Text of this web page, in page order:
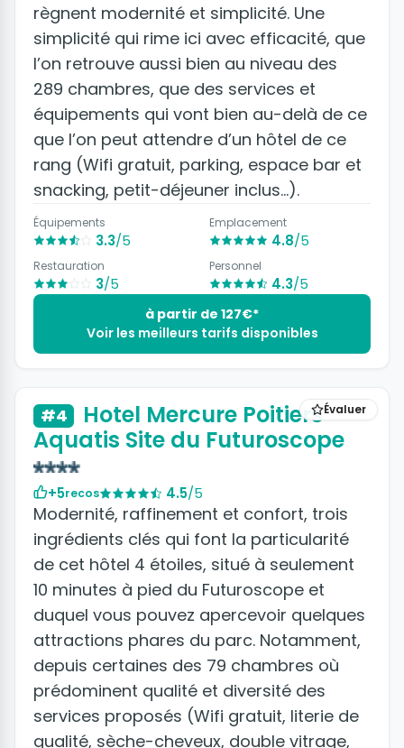
règnent modernité et simplicité. Une
simplicité qui rime ici avec efficacité, que
l’on retrouve aussi bien au niveau des
289 chambres, que des services et
équipements qui vont bien au-delà de ce
que l’on peut attendre d’un hôtel de ce
rang (Wifi gratuit, parking, espace bar et
snacking, petit-déjeuner inclus…).
Équipements
3.3/5
Emplacement
4.8/5
Restauration
3/5
Personnel
4.3/5
à partir de 127€*
Voir les meilleurs tarifs disponibles
Évaluer
#4
Hotel Mercure Poitiers
Aquatis Site du Futuroscope
+5recos 4.5/5
Modernité, raffinement et confort, trois
ingrédients clés qui font la particularité
de cet hôtel 4 étoiles, situé à seulement
10 minutes à pied du Futuroscope et
duquel vous pouvez apercevoir quelques
attractions phares du parc. Notamment,
depuis certaines des 79 chambres où
prédominent qualité et diversité des
services proposés (Wifi gratuit, literie de
qualité, sèche-cheveux, double vitrage,